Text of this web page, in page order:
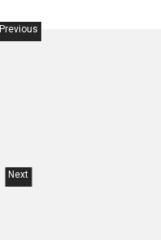
Previous
Next